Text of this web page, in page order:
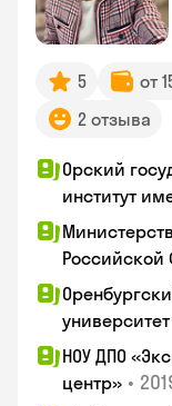
5 от
2 отзыва
Орский
институт
университет
НОУ ДПО
центр» •